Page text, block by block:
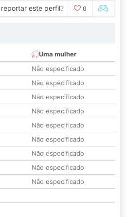
reportar este perfil? 0
Uma mulher
Não especificado
Não especificado
Não especificado
Não especificado
Não especificado
Não especificado
Não especificado
Não especificado
Não especificado